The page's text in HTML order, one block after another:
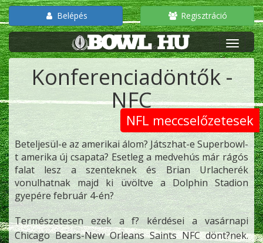
Belépés Regisztráció
Konferenciadöntők -
NFC
NFL meccselőzetesek
Beteljesül-e az amerikai álom? Játszhat-e Superbowl-
t amerika új csapata? Esetleg a medvehús már rágós
falat lesz a szenteknek és Brian Urlacherék
vonulhatnak majd ki üvöltve a Dolphin Stadion
gyepére február 4-én?
Természetesen ezek a f? kérdései a vasárnapi
Chicago Bears-New Orleans Saints NFC dönt?nek.